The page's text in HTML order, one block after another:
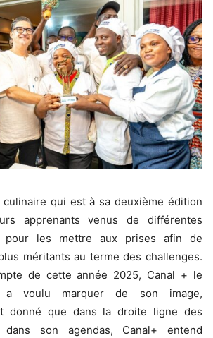
qui est à sa deuxième édition
apprenants venus de différentes
pour les mettre aux prises afin de
méritants au terme des challenges.
de cette année 2025, Canal + le
a voulu marquer de son image,
donné que dans la droite ligne des
son agendas, Canal+ entend